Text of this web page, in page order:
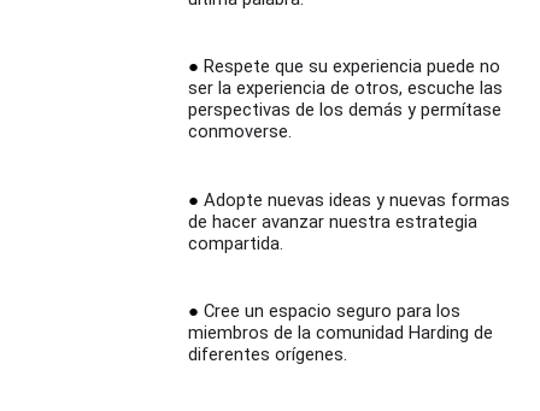
Respete que su experiencia puede no
ser la experiencia de otros, escuche las
perspectivas de los demás y permítase
conmoverse.
Adopte nuevas ideas y nuevas formas
de hacer avanzar nuestra estrategia
compartida.
Cree un espacio seguro para los
miembros de la comunidad Harding de
diferentes orígenes.